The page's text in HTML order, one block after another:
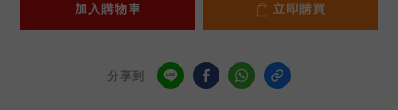
加入購物車 立即購買
分享到